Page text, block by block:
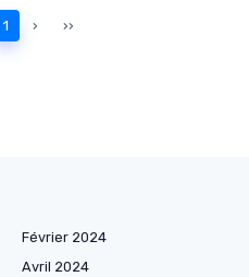
1 › ››
Février 2024
Avril 2024